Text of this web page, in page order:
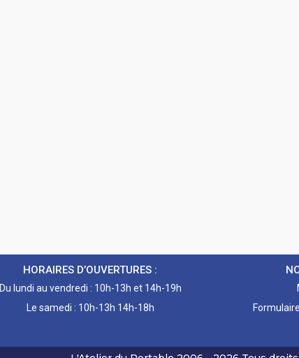
HORAIRES D’OUVERTURES :
Du lundi au vendredi : 10h-13h et 14h-19h
Le samedi : 10h-13h 14h-18h